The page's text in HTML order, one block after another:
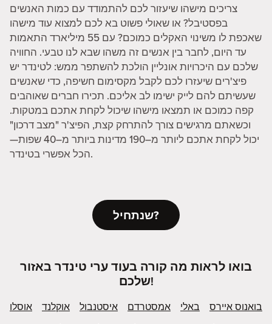
צריכים מישהו שיעזור לכם להתמודד עם כמות האנשים
בפסטיבל? או שאולי פשוט בא לכם למצוא עוד מישהו
שאכפת לו משינוי האקלים כמוכם? עם 55 מיליארד התאמות
עד היום, לחבר בין אנשים זה משהו שבא לנו טבעי. החוויה
שלכם עם היכרויות אונליין הולכת להשתפר ממש: לטינדר יש
פיצ'רים שיעזרו לכם לקבל מקסימום חשיפה, כדי שאנשים
שעשיתם להם לייק ישימו לב אליכם. תכירו חברים שאוהבים
קפה כמוכם או תמצאו מישהו שיכול לקחת אתכם במטקות.
וכשאתם מרגישים צורך להתרחק קצת, הפיצ'ר "מצב דרכון"
יכול לקחת אתכם ליותר מ–190 מדינות ביותר מ–40 שפות—
הכל אפשרי בטינדר.
שנתחיל?
בואו לראות מה קורה בעוד ערי טינדר באזור
שלכם!
אוסלו אוקלנד איסטנבול אמסטרדם באלי
בואנוס איירס